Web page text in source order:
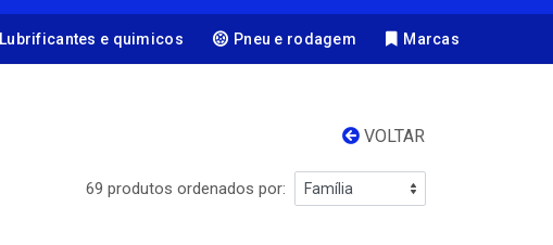
Lubrificantes e quimicos Pneu e rodagem Marcas
VOLTAR
69 produtos ordenados por: